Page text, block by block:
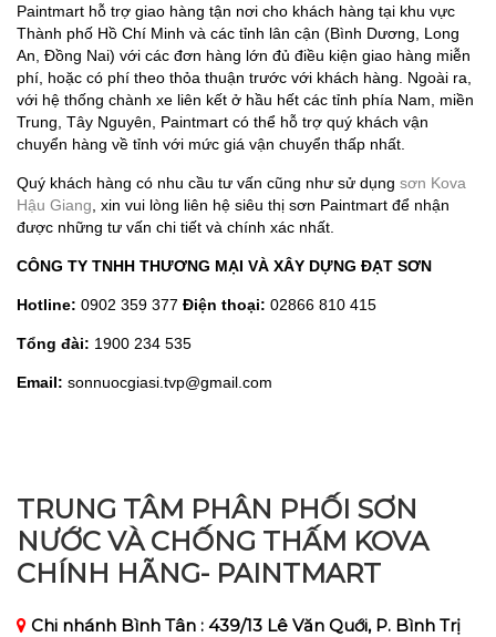
Paintmart hỗ trợ giao hàng tận nơi cho khách hàng tại khu vực
Thành phố Hồ Chí Minh và các tỉnh lân cận (Bình Dương, Long
An, Đồng Nai) với các đơn hàng lớn đủ điều kiện giao hàng miễn
phí, hoặc có phí theo thỏa thuận trước với khách hàng. Ngoài ra,
với hệ thống chành xe liên kết ở hầu hết các tỉnh phía Nam, miền
Trung, Tây Nguyên, Paintmart có thể hỗ trợ quý khách vận
chuyển hàng về tỉnh với mức giá vận chuyển thấp nhất.
Quý khách hàng có nhu cầu tư vấn cũng như sử dụng sơn Kova
Hậu Giang , xin vui lòng liên hệ siêu thị sơn Paintmart để nhận
được những tư vấn chi tiết và chính xác nhất.
CÔNG TY TNHH THƯƠNG MẠI VÀ XÂY DỰNG ĐẠT SƠN
Hotline: 0902 359 377 Điện thoại: 02866 810 415
Tổng đài: 1900 234 535
Email: sonnuocgiasi.tvp@gmail.com
TRUNG TÂM PHÂN PHỐI SƠN
NƯỚC VÀ CHỐNG THẤM KOVA
CHÍNH HÃNG- PAINTMART
Chi nhánh Bình Tân : 439/13 Lê Văn Quới, P. Bình Trị